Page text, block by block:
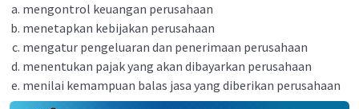
mengontrol keuangan perusahaan
menetapkan kebijakan perusahaan
mengatur pengeluaran dan penerimaan perusahaan
menentukan pajak yang akan dibayarkan perusahaan
menilai kemampuan balas jasa yang diberikan perusahaan